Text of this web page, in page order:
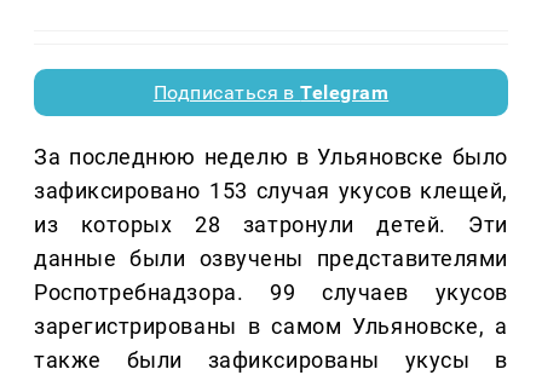
Подписаться вTelegram
За последнюю неделю в Ульяновске было
зафиксировано 153 случая укусов клещей,
из которых 28 затронули детей. Эти
данные были озвучены представителями
Роспотребнадзора. 99 случаев укусов
зарегистрированы в самом Ульяновске, а
также были зафиксированы укусы в